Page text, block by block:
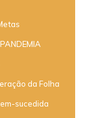
da Folha
sucedida